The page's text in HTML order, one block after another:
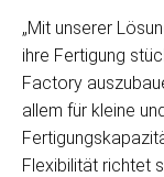
„Mit unserer
ihre Fertigung
Factory
allem für kleine
Flexibilität richtet